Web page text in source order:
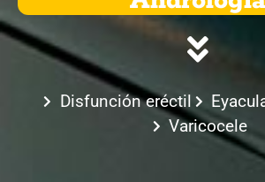
Disfunción eréctil
Varicocele